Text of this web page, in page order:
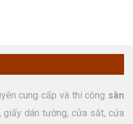
cung cấp và thi công sàn
dán tường, cửa sắt, cửa